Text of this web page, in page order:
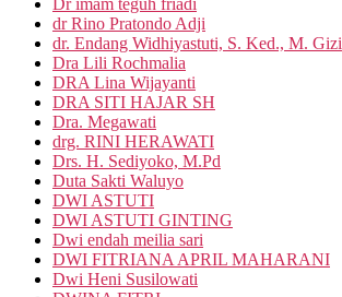
Dr imam teguh friadi
dr Rino Pratondo Adji
dr. Endang Widhiyastuti, S. Ked., M. Gizi
Dra Lili Rochmalia
DRA Lina Wijayanti
DRA SITI HAJAR SH
Dra. Megawati
drg. RINI HERAWATI
Drs. H. Sediyoko, M.Pd
Duta Sakti Waluyo
DWI ASTUTI
DWI ASTUTI GINTING
Dwi endah meilia sari
DWI FITRIANA APRIL MAHARANI
Dwi Heni Susilowati